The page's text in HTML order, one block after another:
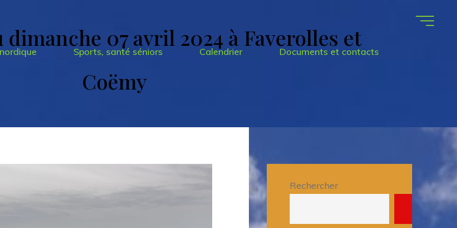
Sports, santé séniors Calendrier Documents et contacts
dimanche 07 avril 2024 à Faverolles et
Coëmy
Rechercher